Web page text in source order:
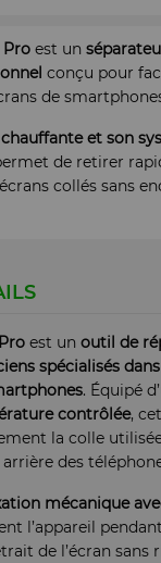
Pro est un
conçu pour
de
et son
de retirer
collés sans
est un outil de
spécialisés
. Équipé
contrôlée,
la colle
des
mécanique
l’appareil
de l’écran sans